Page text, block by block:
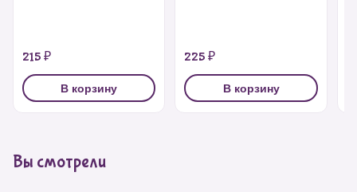
215 ₽
В корзину
225 ₽
В корзину
Вы смотрели